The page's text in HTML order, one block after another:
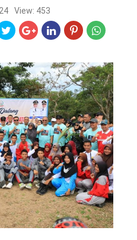
View: 453